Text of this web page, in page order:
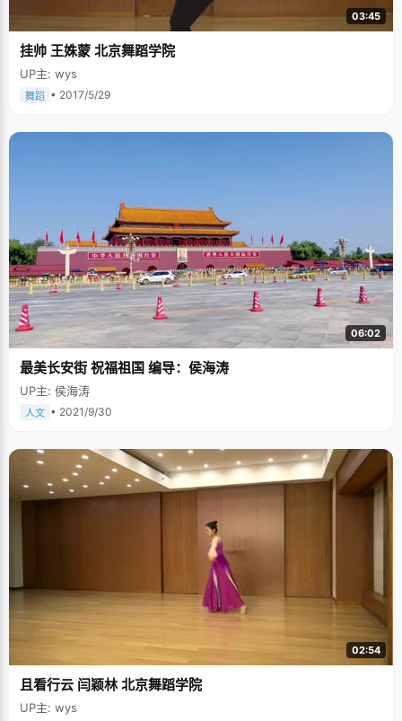
03:45
挂帅 王姝蒙 北京舞蹈学院
UP主: wys
舞蹈 • 2017/5/29
06:02
最美长安街 祝福祖国 编导：侯海涛
UP主: 侯海涛
人文 • 2021/9/30
02:54
且看行云 闫颖林 北京舞蹈学院
UP主: wys